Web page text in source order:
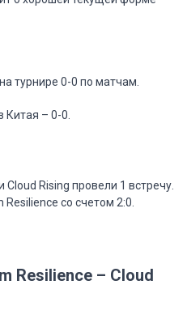
турнире 0-0 по матчам.
Китая – 0-0.
Rising провели 1 встречу.
со счетом 2:0.
Resilience – Cloud